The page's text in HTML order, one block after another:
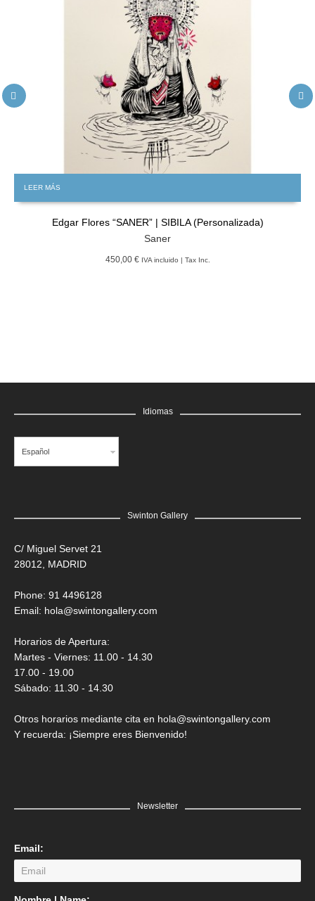
LEER MÁS
Edgar Flores “SANER” | SIBILA (Personalizada)
Saner
450,00 € IVA incluido | Tax Inc.
LEER MÁS
Idiomas
Español
Swinton Gallery
C/ Miguel Servet 21
28012, MADRID
Phone: 91 4496128
Email: hola@swintongallery.com
Horarios de Apertura:
Martes - Viernes: 11.00 - 14.30
17.00 - 19.00
Sábado: 11.30 - 14.30
Otros horarios mediante cita en hola@swintongallery.com
Y recuerda: ¡Siempre eres Bienvenido!
Newsletter
Email: